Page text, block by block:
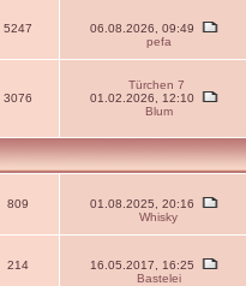
5247
06.08.2026, 09:49
pefa
3076
Türchen 7
01.02.2026, 12:10
Blum
809
01.08.2025, 20:16
Whisky
214
16.05.2017, 16:25
Bastelei